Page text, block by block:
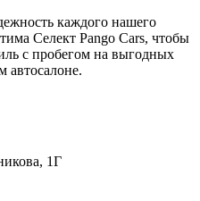
каждого нашего
Селект Pango Cars, чтобы
с пробегом на выгодных
1Г